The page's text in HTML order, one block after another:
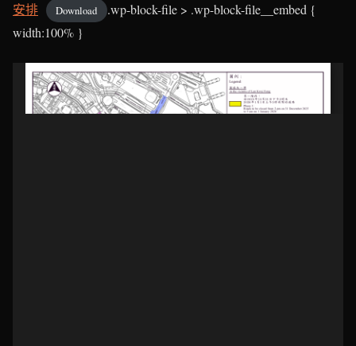
安排
Download
.wp-block-file > .wp-block-file__embed {
width:100% }